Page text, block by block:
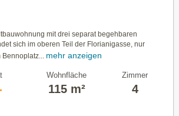
mit drei separat begehbaren
sich im oberen Teil der Florianigasse, nur
mehr anzeigen
Wohnfläche
115 m²
Zimmer
4